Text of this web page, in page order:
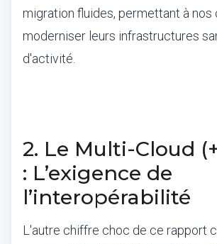
migration fluides, permettant à nos
moderniser leurs infrastructures
d'activité.
2. Le Multi-Cloud
: L’exigence de
l’interopérabilité
L'autre chiffre choc de ce rapport